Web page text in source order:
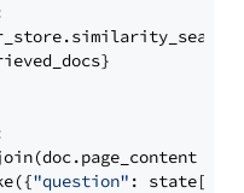
"question" : state[